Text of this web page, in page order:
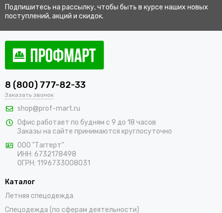
Подпишитесь на рассылку, чтобы быть в курсе наших новых
поступлений, акций и скидок.
8 (800) 777-82-33
Заказать звонок
shop@prof-mart.ru
Офис работает по будням с 9 до 18 часов
Заказы на сайте принимаются круглосуточно
ООО "Таггерт"
ИНН: 6732178498
ОГРН: 1196733008031
Каталог
Летняя спецодежда
Спецодежда (по сферам деятельности)